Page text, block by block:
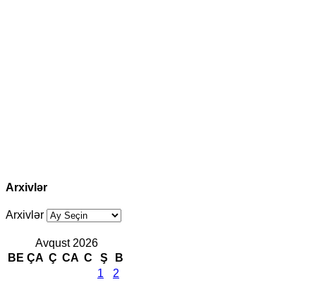
Arxivlər
Arxivlər
Avqust 2026
BE ÇA Ç CA C Ş
B
1
2